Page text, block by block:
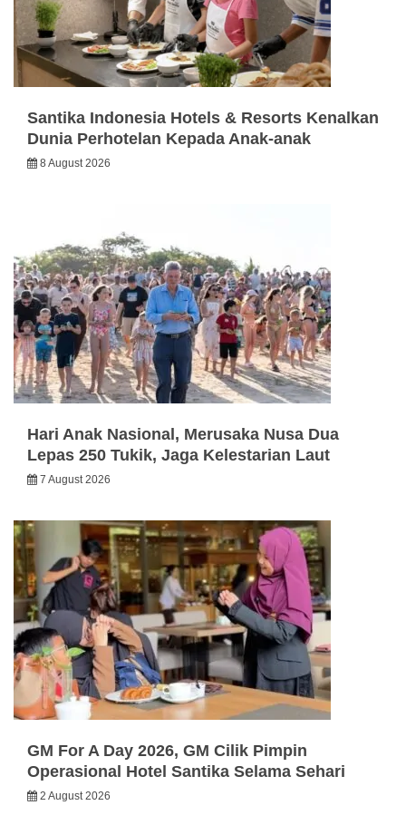
Santika Indonesia Hotels & Resorts Kenalkan
Dunia Perhotelan Kepada Anak-anak
8 August 2026
Hari Anak Nasional, Merusaka Nusa Dua
Lepas 250 Tukik, Jaga Kelestarian Laut
7 August 2026
GM For A Day 2026, GM Cilik Pimpin
Operasional Hotel Santika Selama Sehari
2 August 2026